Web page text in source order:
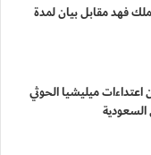
فهد مقابل بيان لمدة
اعتداءات ميليشيا الحوثي
السعودية